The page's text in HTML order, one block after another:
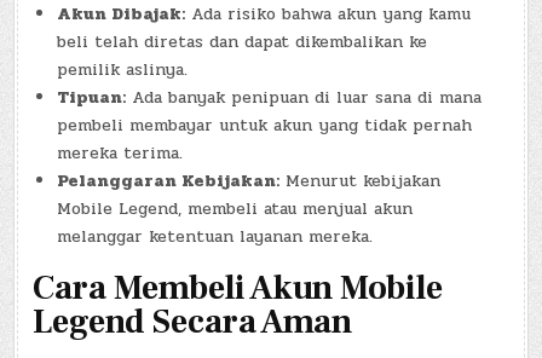
Akun Dibajak: Ada risiko bahwa akun yang kamu
beli telah diretas dan dapat dikembalikan ke
pemilik aslinya.
Tipuan: Ada banyak penipuan di luar sana di mana
pembeli membayar untuk akun yang tidak pernah
mereka terima.
Pelanggaran Kebijakan: Menurut kebijakan
Mobile Legend, membeli atau menjual akun
melanggar ketentuan layanan mereka.
Cara Membeli Akun Mobile
Legend Secara Aman